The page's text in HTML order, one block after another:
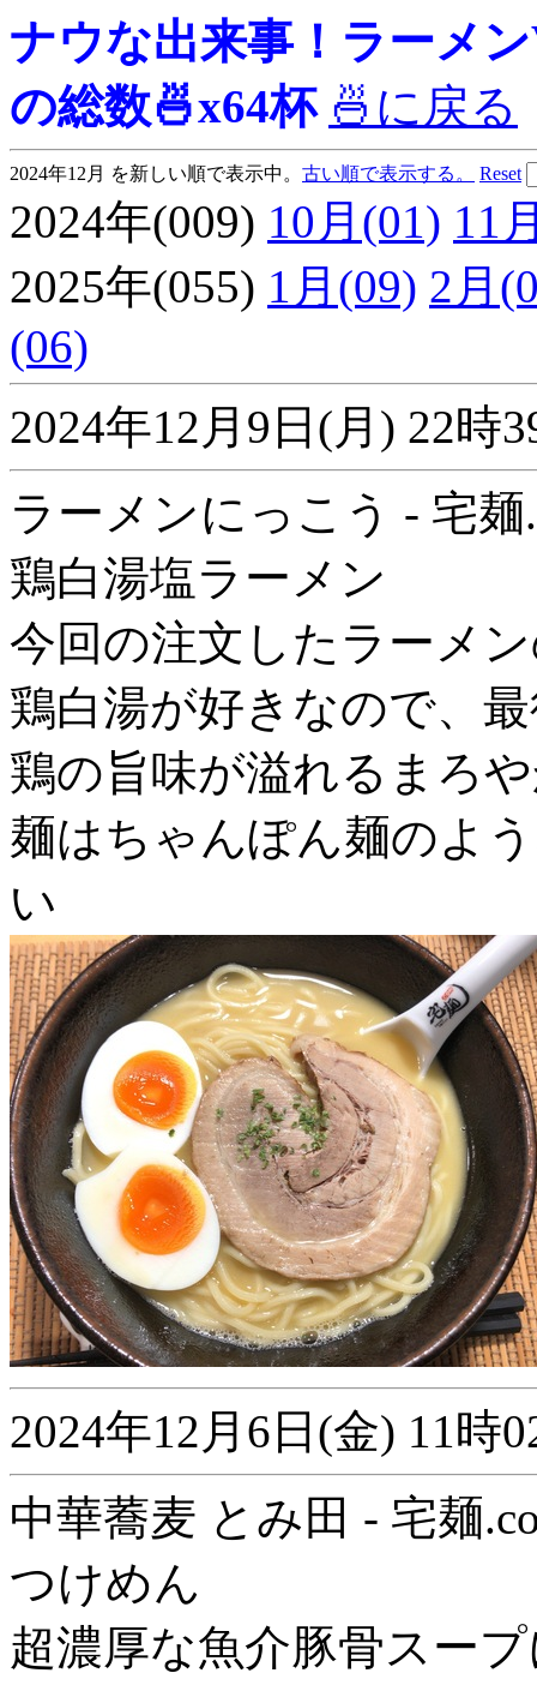
ナウな出来事！ラーメ
の総数🍜x64杯 🍜に戻る
2024年12月 を新しい順で表示中。 古い順で表示する。 Reset
2024年(009) 10月(01) 11
2025年(055) 1月(09) 2月
(06)
2024年12月9日(月) 22時
ラーメンにっこう - 宅麺
鶏白湯塩ラーメン
今回の注文したラーメ
鶏白湯が好きなので、
鶏の旨味が溢れるまろ
麺はちゃんぽん麺のよ
い
2024年12月6日(金) 11時
中華蕎麦 とみ田 - 宅麺
つけめん
超濃厚な魚介豚骨スー